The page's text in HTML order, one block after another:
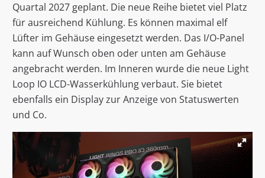
Quartal 2027 geplant. Die neue Reihe bietet viel Platz
für ausreichend Kühlung. Es können maximal elf
Lüfter im Gehäuse eingesetzt werden. Das I/O-Panel
kann auf Wunsch oben oder unten am Gehäuse
angebracht werden. Im Inneren wurde die neue Light
Loop IO LCD-Wasserkühlung verbaut. Sie bietet
ebenfalls ein Display zur Anzeige von Statuswerten
und Co.